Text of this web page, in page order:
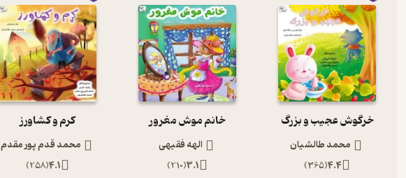
خرگوش عجیب و بزرگ
محمد طالشیان
4.4
(
365
)
خانم موش مغرور
الهه فقیهی
3.1
(
210
)
کرم و کشاورز
محمد قدم پور مقدم
4.1
(
258
)